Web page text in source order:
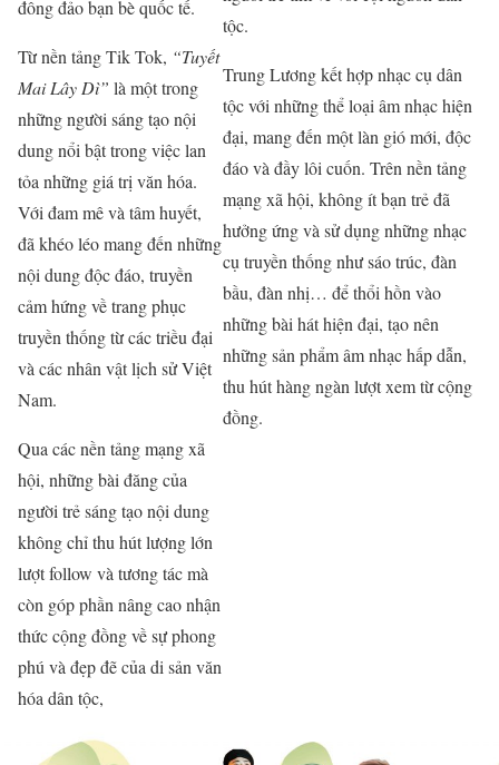
đông đảo bạn bè quốc tế.
Từ nền tảng Tik Tok, “Tuyết
Mai Lây Dì” là một trong
những người sáng tạo nội
dung nổi bật trong việc lan
tỏa những giá trị văn hóa.
Với đam mê và tâm huyết,
đã khéo léo mang đến những
nội dung độc đáo, truyền
cảm hứng về trang phục
truyền thống từ các triều đại
và các nhân vật lịch sử Việt
Nam.
Qua các nền tảng mạng xã
hội, những bài đăng của
người trẻ sáng tạo nội dung
không chỉ thu hút lượng lớn
lượt follow và tương tác mà
còn góp phần nâng cao nhận
thức cộng đồng về sự phong
phú và đẹp đẽ của di sản văn
hóa dân tộc,
tộc.
Trung Lương kết hợp nhạc cụ dân
tộc với những thể loại âm nhạc hiện
đại, mang đến một làn gió mới, độc
đáo và đầy lôi cuốn. Trên nền tảng
mạng xã hội, không ít bạn trẻ đã
hưởng ứng và sử dụng những nhạc
cụ truyền thống như sáo trúc, đàn
bầu, đàn nhị… để thổi hồn vào
những bài hát hiện đại, tạo nên
những sản phẩm âm nhạc hấp dẫn,
thu hút hàng ngàn lượt xem từ cộng
đồng.